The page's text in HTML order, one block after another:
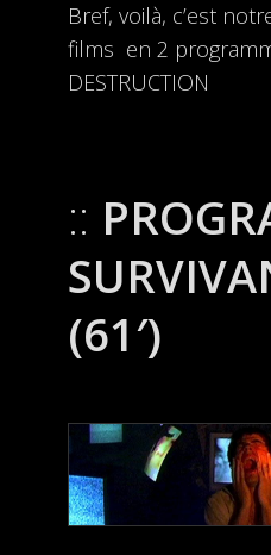
Bref, voilà, c’est
films en 2
DESTRUCTION
(61′)